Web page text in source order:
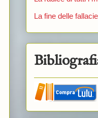
La fine delle